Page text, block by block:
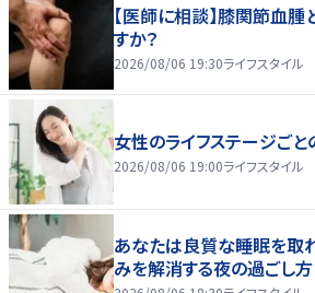
【医師に相談】膝関節血
すか？
2026/08/06 19:30ライフスタイル
女性のライフステージご
2026/08/06 19:00ライフスタイル
あなたは良質な睡眠を取
みを解消する夜の過ごし